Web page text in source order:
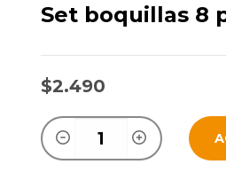
Set boquillas 8
$2.490